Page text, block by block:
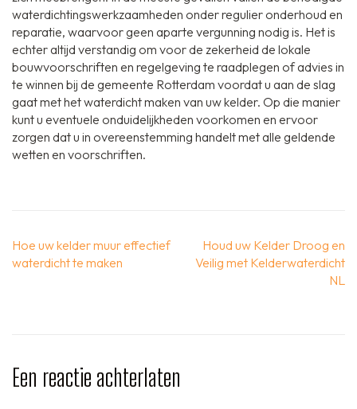
waterdichtingswerkzaamheden onder regulier onderhoud en
reparatie, waarvoor geen aparte vergunning nodig is. Het is
echter altijd verstandig om voor de zekerheid de lokale
bouwvoorschriften en regelgeving te raadplegen of advies in
te winnen bij de gemeente Rotterdam voordat u aan de slag
gaat met het waterdicht maken van uw kelder. Op die manier
kunt u eventuele onduidelijkheden voorkomen en ervoor
zorgen dat u in overeenstemming handelt met alle geldende
wetten en voorschriften.
Berichtnavigatie
Hoe uw kelder muur effectief
waterdicht te maken
Houd uw Kelder Droog en
Veilig met Kelderwaterdicht
NL
Een reactie achterlaten